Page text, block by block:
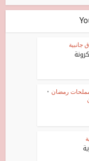
جانبية
رمضان •